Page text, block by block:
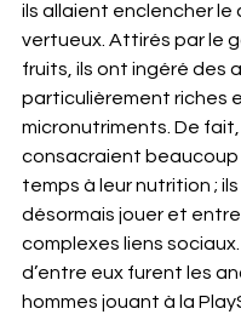
ils allaient enclencher le
vertueux. Attirés par le
fruits, ils ont ingéré des
particulièrement riches
micronutriments. De fait,
consacraient beaucoup
temps à leur nutrition ;
désormais jouer et
complexes liens
d’entre eux furent les
hommes jouant à la